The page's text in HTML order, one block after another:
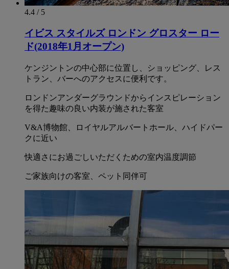
4.4 / 5
イビス スタイルズ ロンドン グロスター ロー
ド(2018年1月オープン)
ケンジントンの中心部に位置し、ショッピング、レス
トラン、バーへのアクセスに便利です。
ロンドンアンダーグラウンドからインスピレーション
を得た趣味の良い内装が施された客室
V&A博物館、ロイヤルアルバートホール、ハイドパー
クに近い
快適さにお過ごしいただくための室内温度調節
ご家族向けの客室、ペット同伴可